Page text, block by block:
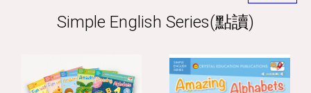
Simple English Series(點讀)